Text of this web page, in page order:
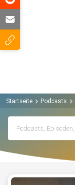
Startseite Podcasts